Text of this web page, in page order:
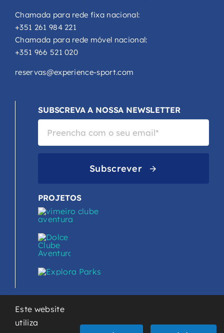
Chamada para rede fixa nacional:
+351 261 984 221
Chamada para rede móvel nacional:
+351 966 521 020
reservas@experience-sport.com
SUBSCREVA A NOSSA NEWSLETTER
Subscrever
PROJETOS
Este website
utiliza